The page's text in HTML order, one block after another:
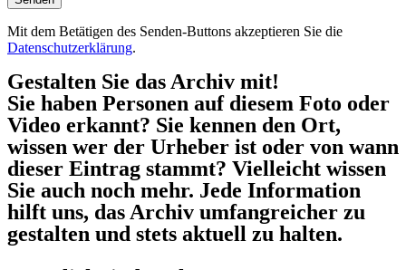
Mit dem Betätigen des Senden-Buttons akzeptieren Sie die
Datenschutzerklärung.
Gestalten Sie das Archiv mit!
Sie haben Personen auf diesem Foto oder
Video erkannt? Sie kennen den Ort,
wissen wer der Urheber ist oder von wann
dieser Eintrag stammt? Vielleicht wissen
Sie auch noch mehr. Jede Information
hilft uns, das Archiv umfangreicher zu
gestalten und stets aktuell zu halten.